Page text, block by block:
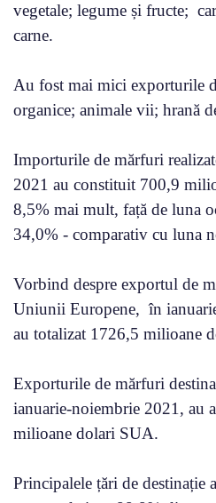
vegetale; legume și fructe;
carne.
Au fost mai mici exporturile
organice; animale vii; hrană
Importurile de mărfuri
2021 au constituit 700,9
8,5% mai mult, față de luna
34,0% - comparativ cu luna
Vorbind despre exportul de
Uniunii Europene, în
au totalizat 1726,5 milioane
Exporturile de mărfuri
ianuarie-noiembrie 2021, au
milioane dolari SUA.
Principalele țări de destinație